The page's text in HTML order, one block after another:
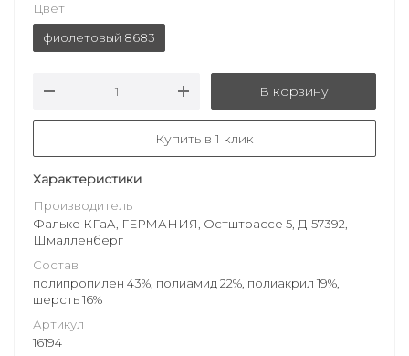
Цвет
фиолетовый 8683
В корзину
Купить в 1 клик
Характеристики
Производитель
Фальке КГаА, ГЕРМАНИЯ, Остштрассе 5, Д-57392,
Шмалленберг
Состав
полипропилен 43%, полиамид 22%, полиакрил 19%,
шерсть 16%
Артикул
16194